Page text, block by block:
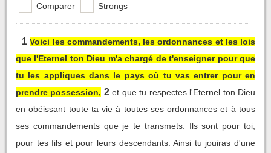
Comparer Strongs
1 Voici les commandements, les ordonnances et les lois
que l'Eternel ton Dieu m'a chargé de t'enseigner pour que
tu les appliques dans le pays où tu vas entrer pour en
prendre possession, 2 et que tu respectes l'Eternel ton Dieu
en obéissant toute ta vie à toutes ses ordonnances et à tous
ses commandements que je te transmets. Ils sont pour toi,
pour tes fils et pour leurs descendants. Ainsi tu jouiras d'une